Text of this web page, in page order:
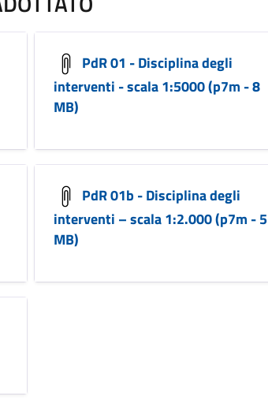
PdR 01 - Disciplina degli
interventi - scala 1:5000 (p7m - 8
MB)
PdR 01b - Disciplina degli
interventi – scala 1:2.000 (p7m - 5
MB)